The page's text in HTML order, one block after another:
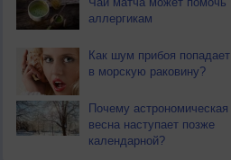
аллергикам
Как шум прибоя попадает
в морскую раковину?
Почему астрономическая
весна наступает позже
календарной?